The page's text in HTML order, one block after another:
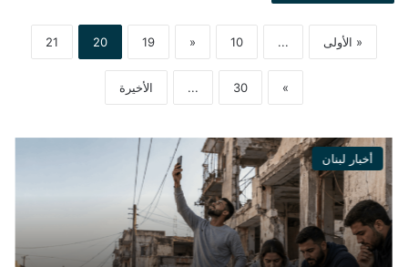
« الأولى ...
10
«
19
20
21
»
30
... الأخيرة
أخبار لبنان